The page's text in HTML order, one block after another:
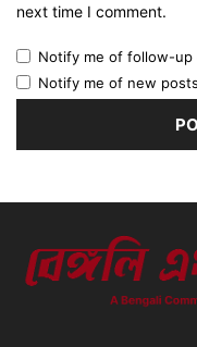
next time I comment.
Notify me of follow-up
Notify me of new